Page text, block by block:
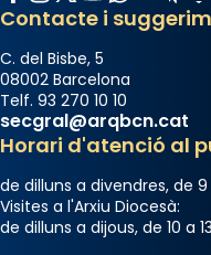
Contacte i
C. del Bisbe, 5
08002 Barcelona
Telf. 93 270 10 10
secgral@arqbcn.cat
Horari d'atenció al
de dilluns a divendres, de 9
Visites a l'Arxiu Diocesà:
de dilluns a dijous, de 10 a